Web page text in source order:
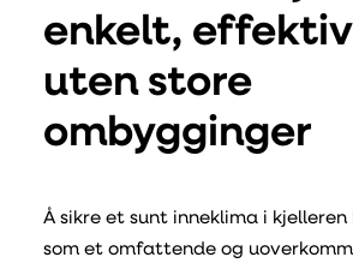
enkelt,
uten store
ombygginger
Å sikre et sunt inneklima i
som et omfattende og